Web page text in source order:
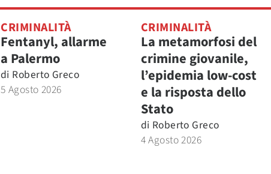
CRIMINALITÀ
Fentanyl, allarme
a Palermo
di Roberto Greco
5 Agosto 2026
CRIMINALITÀ
La metamorfosi del
crimine giovanile,
l’epidemia low-cost
e la risposta dello
Stato
di Roberto Greco
4 Agosto 2026